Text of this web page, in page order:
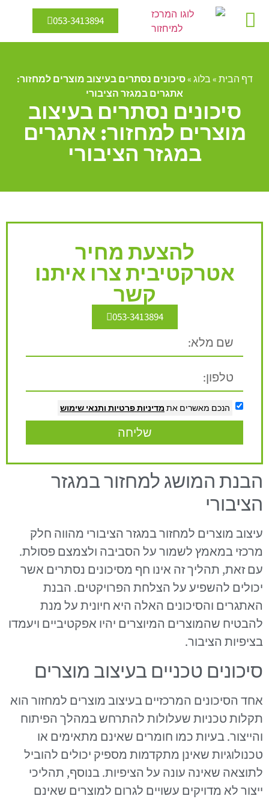
053-3413894
דף הבית»בלוג»סיכונים נסתרים בעיצוב מוצרים למחזור:
אתגרים במגזר הציבורי
סיכונים נסתרים בעיצוב
מוצרים למחזור: אתגרים
במגזר הציבורי
להצעת מחיר
אטרקטיבית צרו איתנו
קשר
053-3413894
הנכם מאשרים את מדיניות פרטיות ותנאי שימוש
שליחה
הבנת המושג למחזור במגזר
הציבורי
עיצוב מוצרים למחזור במגזר הציבורי מהווה חלק
מרכזי במאמץ לשמור על הסביבה ולצמצם פסולת.
עם זאת, תהליך זה אינו חף מסיכונים נסתרים אשר
יכולים להשפיע על הצלחת הפרויקטים. הבנת
האתגרים והסיכונים האלה היא חיונית על מנת
להבטיח שהמוצרים המיוצרים יהיו אפקטיביים ויעמדו
בציפיות הציבור.
סיכונים טכניים בעיצוב מוצרים
אחד הסיכונים המרכזיים בעיצוב מוצרים למחזור הוא
תקלות טכניות שעלולות להתרחש במהלך הפיתוח
והייצור. בעיות כמו חומרים שאינם מתאימים או
טכנולוגיות שאינן מתקדמות מספיק יכולים להוביל
לתוצאה שאינה עונה על הציפיות. בנוסף, תהליכי
ייצור לא מדויקים עשויים לגרום למוצרים שאינם